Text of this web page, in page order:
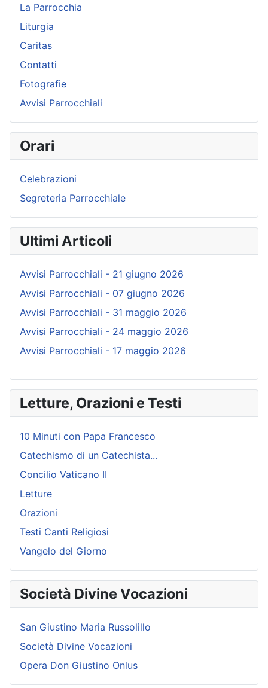
La Parrocchia
Liturgia
Caritas
Contatti
Fotografie
Avvisi Parrocchiali
Orari
Celebrazioni
Segreteria Parrocchiale
Ultimi Articoli
Avvisi Parrocchiali - 21 giugno 2026
Avvisi Parrocchiali - 07 giugno 2026
Avvisi Parrocchiali - 31 maggio 2026
Avvisi Parrocchiali - 24 maggio 2026
Avvisi Parrocchiali - 17 maggio 2026
Letture, Orazioni e Testi
10 Minuti con Papa Francesco
Catechismo di un Catechista...
Concilio Vaticano II
Letture
Orazioni
Testi Canti Religiosi
Vangelo del Giorno
Società Divine Vocazioni
San Giustino Maria Russolillo
Società Divine Vocazioni
Opera Don Giustino Onlus